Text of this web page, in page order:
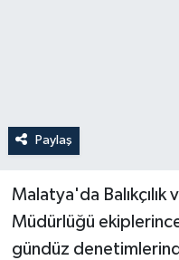
Paylaş
Malatya'da Balıkçılık
Müdürlüğü
gündüz